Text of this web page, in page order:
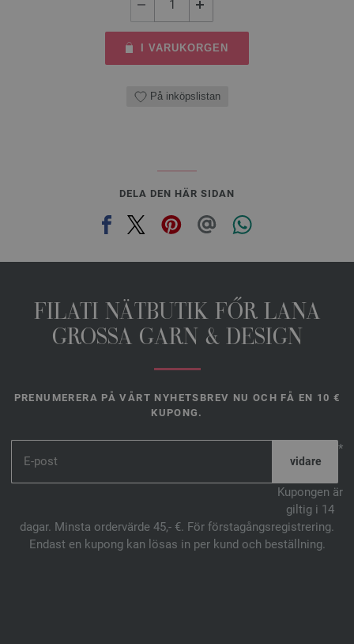
I VARUKORGEN
På inköpslistan
DELA DEN HÄR SIDAN
FILATI NÄTBUTIK FŐR LANA
GROSSA GARN & DESIGN
PRENUMERERA PÅ VÅRT NYHETSBREV NU OCH FÅ EN 10 €
KUPONG.
*
Kupongen är
giltig i 14
dagar. Minsta ordervärde 45,- €. För förstagångsregistrering.
Endast en kupong kan lösas in per kund och beställning.